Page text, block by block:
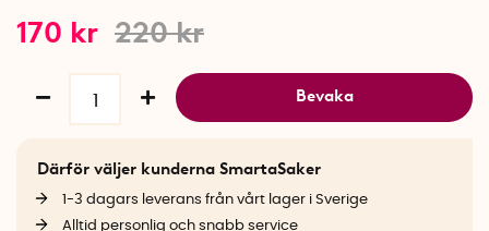
220kr
170 kr
Bevaka
Därför väljer kunderna SmartaSaker
1-3 dagars leverans från vårt lager i Sverige
Alltid personlig och snabb service